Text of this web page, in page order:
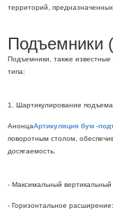
территорий,
Подъемники
Подъемники, также
типа:
1. Шартикулирование
АнонцаАртикуляция бум -
поворотным столом,
досягаемость.
- Максимальный
- Горизонтальное